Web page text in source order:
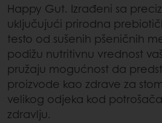
Happy Gut. Izrađeni sa
uključujući prirodna
testo od sušenih pšeničnih
podižu nutritivnu vrednost
pružaju mogućnost da
proizvode kao zdrave za
velikog odjeka kod
zdravlju.